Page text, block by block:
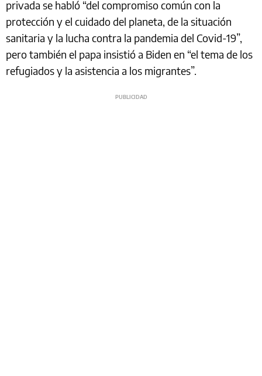
privada se habló “del compromiso común con la
protección y el cuidado del planeta, de la situación
sanitaria y la lucha contra la pandemia del Covid-19”,
pero también el papa insistió a Biden en “el tema de los
refugiados y la asistencia a los migrantes”.